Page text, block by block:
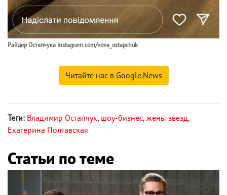
Райдер Остапчука instagram.com/vova_ostapchuk
Читайте нас в Google.News
Теги: Владимир Остапчук, шоу-бизнес, жены звезд,
Екатерина Полтавская
Статьи по теме